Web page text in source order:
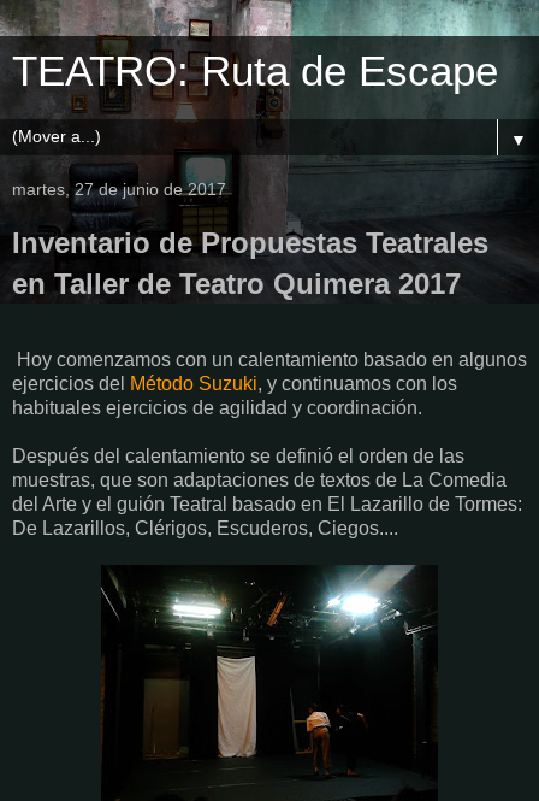
TEATRO: Ruta de Escape
▼
martes, 27 de junio de 2017
Inventario de Propuestas Teatrales
en Taller de Teatro Quimera 2017
Hoy comenzamos con un calentamiento basado en algunos
ejercicios del Método Suzuki, y continuamos con los
habituales ejercicios de agilidad y coordinación.
Después del calentamiento se definió el orden de las
muestras, que son adaptaciones de textos de La Comedia
del Arte y el guión Teatral basado en El Lazarillo de Tormes:
De Lazarillos, Clérigos, Escuderos, Ciegos....